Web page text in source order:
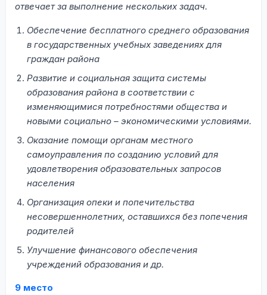
отвечает за выполнение нескольких задач.
Обеспечение бесплатного среднего образования
в государственных учебных заведениях для
граждан района
Развитие и социальная защита системы
образования района в соответствии с
изменяющимися потребностями общества и
новыми социально – экономическими условиями.
Оказание помощи органам местного
самоуправления по созданию условий для
удовлетворения образовательных запросов
населения
Организация опеки и попечительства
несовершеннолетних, оставшихся без попечения
родителей
Улучшение финансового обеспечения
учреждений образования и др.
9 место